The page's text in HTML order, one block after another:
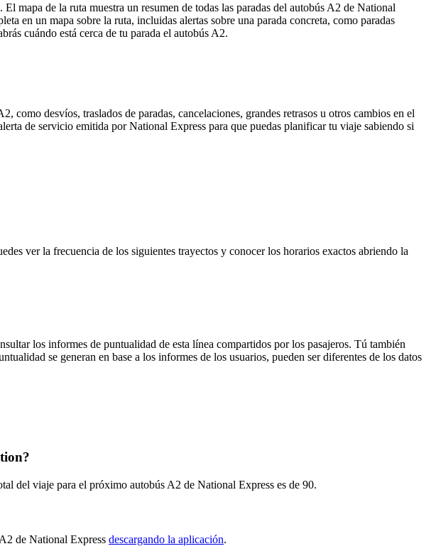
mapa de la ruta muestra un resumen de todas las paradas del autobús A2 de National
en un mapa sobre la ruta, incluidas alertas sobre una parada concreta, como paradas
cuándo está cerca de tu parada el autobús A2.
desvíos, traslados de paradas, cancelaciones, grandes retrasos u otros cambios en el
de servicio emitida por National Express para que puedas planificar tu viaje sabiendo si
ver la frecuencia de los siguientes trayectos y conocer los horarios exactos abriendo la
los informes de puntualidad de esta línea compartidos por los pasajeros. Tú también
se generan en base a los informes de los usuarios, pueden ser diferentes de los datos
del viaje para el próximo autobús A2 de National Express es de 90.
de National Express descargando la aplicación.